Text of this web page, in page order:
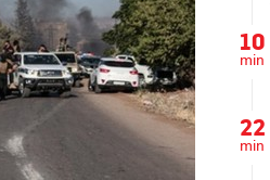
10
min
22
min